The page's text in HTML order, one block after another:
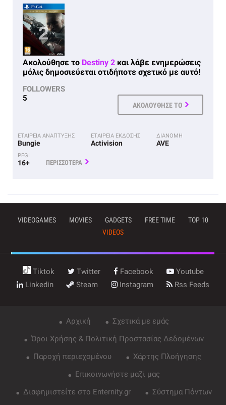
Ακολούθησε το Destiny 2 και λάβε ενημερώσεις
μόλις δημοσιεύεται οτιδήποτε σχετικό με αυτό!
FOLLOWERS
5
ΑΚΟΛΟΥΘΗΣΕ ΤΟ
ΕΤΑΙΡΕΙΑ ΑΝΑΠΤΥΞΗΣ
Bungie
ΕΤΑΙΡΕΙΑ ΕΚΔΟΣΗΣ
Activision
ΔΙΑΝΟΜΗ
AVE
PEGI
16+ ΠΕΡΙΣΣΟΤΕΡΑ
VIDEOGAMES MOVIES GADGETS FREE TIME
TOP 10
VIDEOS
Tiktok Twitter Facebook
Youtube
Linkedin
Steam Instagram Rss Feeds
Αρχική
Σχετικά με εμάς
Όροι Χρήσης & Πολιτική Προστασίας Δεδομένων
Παροχή περιεχομένου
Χάρτης Πλοήγησης
Επικοινωνήστε μαζί μας
Διαφημιστείτε στο Enternity.gr
Σύστημα Πόντων